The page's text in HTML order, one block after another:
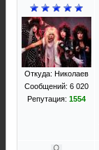
Откуда: Николаев
Сообщений: 6 020
Репутация: 1554